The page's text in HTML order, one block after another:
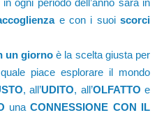
ogni periodo dell’anno sarà in
e con i suoiscorci
un giorno è la scelta giusta per
piace esplorare il mondo
, all’UDITO, all’OLFATTO e
unaCONNESSIONE CON IL